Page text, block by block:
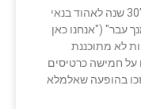
בראיון לרשת ג' לקראת המופע המיוחד ("30 שנה לאהוד בנאי
עבר" ("אנחנו כאן
לא מתוכננת
על חמישה כרטיסים
זכו בהופעה שאלמלא